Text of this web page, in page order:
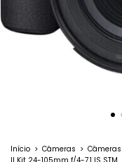
Início > Câmeras >